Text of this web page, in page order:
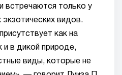
встречаются только у
экзотических видов.
как на
и в дикой природе,
виды, которые не